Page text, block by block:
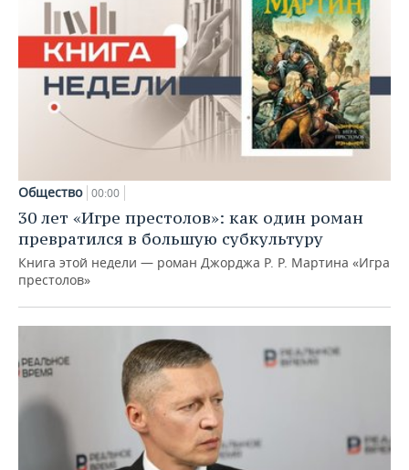
Общество 00:00
30 лет «Игре престолов»: как один роман
превратился в большую субкультуру
Книга этой недели — роман Джорджа Р. Р. Мартина «Игра
престолов»